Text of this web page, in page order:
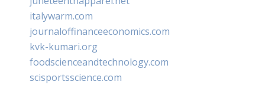
italywarm.com
journaloffinanceeconomics.com
kvk-kumari.org
foodscienceandtechnology.com
scisportsscience.com